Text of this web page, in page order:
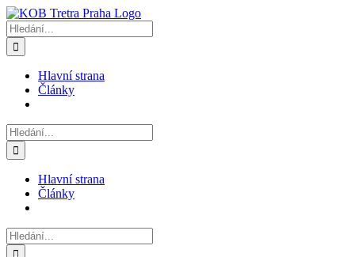
Přeskočit
na
obsah
Hledat:
Hlavní strana
Články
Hledat:
Hlavní strana
Články
Hledat: